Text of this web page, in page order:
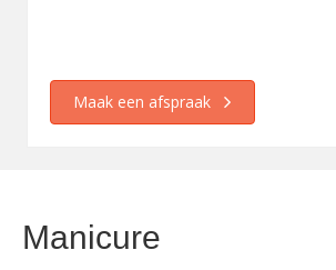
Maak een afspraak
Manicure